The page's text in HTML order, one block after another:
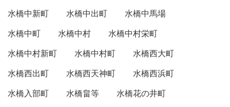
水橋中新町
水橋中出町
水橋中馬場
水橋中町
水橋中村
水橋中村栄町
水橋中村新町
水橋中村町
水橋西大町
水橋西出町
水橋西天神町
水橋西浜町
水橋入部町
水橋畠等
水橋花の井町